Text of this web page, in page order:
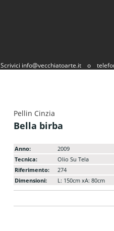
Scrivici info@vecchiatoarte.it o
Pellin Cinzia
Bella birba
Anno:
2009
Tecnica:
Olio Su Tela
Riferimento:
274
Dimensioni:
L: 150cm xA: 80cm